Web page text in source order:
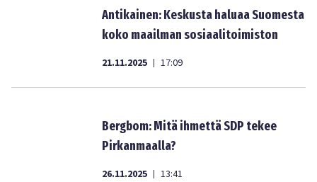
Antikainen: Keskusta haluaa Suomesta
koko maailman sosiaalitoimiston
21.11.2025 | 17:09
Bergbom: Mitä ihmettä SDP tekee
Pirkanmaalla?
26.11.2025 | 13:41